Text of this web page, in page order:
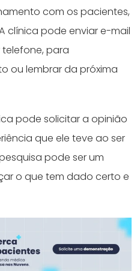
com os pacientes,
clínica pode enviar e-mail
para
ou lembrar da próxima
pode solicitar a opinião
que ele teve ao ser
pode ser um
o que tem dado certo e